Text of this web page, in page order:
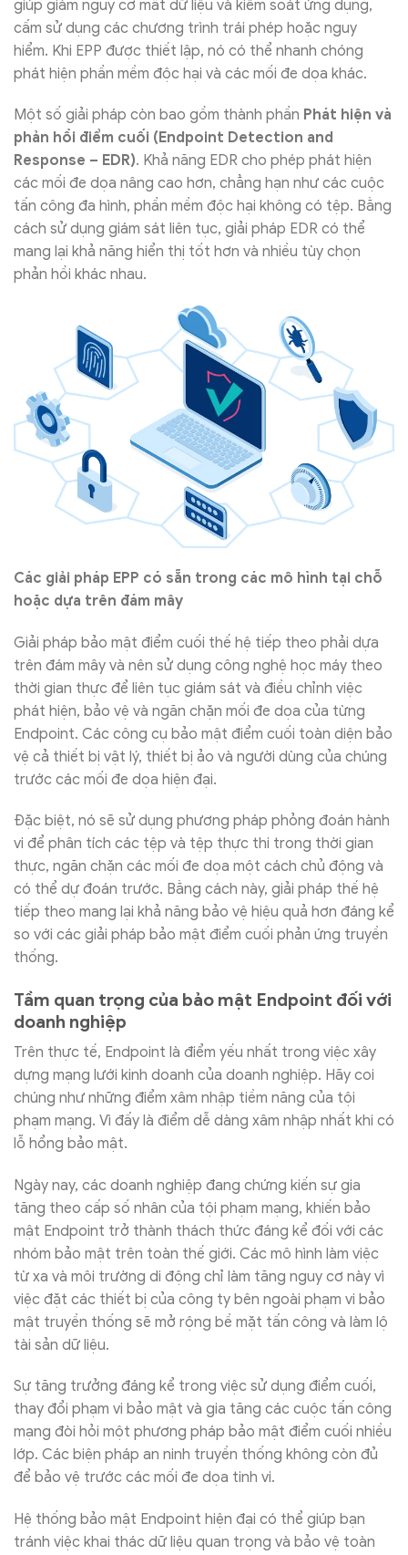
giúp giảm nguy cơ mất dữ liệu và kiểm soát ứng dụng,
cấm sử dụng các chương trình trái phép hoặc nguy
hiểm. Khi EPP được thiết lập, nó có thể nhanh chóng
phát hiện phần mềm độc hại và các mối đe dọa khác.
Một số giải pháp còn bao gồm thành phần Phát hiện và
phản hồi điểm cuối (Endpoint Detection and
Response – EDR). Khả năng EDR cho phép phát hiện
các mối đe dọa nâng cao hơn, chẳng hạn như các cuộc
tấn công đa hình, phần mềm độc hại không có tệp. Bằng
cách sử dụng giám sát liên tục, giải pháp EDR có thể
mang lại khả năng hiển thị tốt hơn và nhiều tùy chọn
phản hồi khác nhau.
Các giải pháp EPP có sẵn trong các mô hình tại chỗ
hoặc dựa trên đám mây
Giải pháp bảo mật điểm cuối thế hệ tiếp theo phải dựa
trên đám mây và nên sử dụng công nghệ học máy theo
thời gian thực để liên tục giám sát và điều chỉnh việc
phát hiện, bảo vệ và ngăn chặn mối đe dọa của từng
Endpoint. Các công cụ bảo mật điểm cuối toàn diện bảo
vệ cả thiết bị vật lý, thiết bị ảo và người dùng của chúng
trước các mối đe dọa hiện đại.
Đặc biệt, nó sẽ sử dụng phương pháp phỏng đoán hành
vi để phân tích các tệp và tệp thực thi trong thời gian
thực, ngăn chặn các mối đe dọa một cách chủ động và
có thể dự đoán trước. Bằng cách này, giải pháp thế hệ
tiếp theo mang lại khả năng bảo vệ hiệu quả hơn đáng kể
so với các giải pháp bảo mật điểm cuối phản ứng truyền
thống.
Tầm quan trọng của bảo mật Endpoint đối với
doanh nghiệp
Trên thực tế, Endpoint là điểm yếu nhất trong việc xây
dựng mạng lưới kinh doanh của doanh nghiệp. Hãy coi
chúng như những điểm xâm nhập tiềm năng của tội
phạm mạng. Vì đấy là điểm dễ dàng xâm nhập nhất khi có
lỗ hổng bảo mật.
Ngày nay, các doanh nghiệp đang chứng kiến sự gia
tăng theo cấp số nhân của tội phạm mạng, khiến bảo
mật Endpoint trở thành thách thức đáng kể đối với các
nhóm bảo mật trên toàn thế giới. Các mô hình làm việc
từ xa và môi trường di động chỉ làm tăng nguy cơ này vì
việc đặt các thiết bị của công ty bên ngoài phạm vi bảo
mật truyền thống sẽ mở rộng bề mặt tấn công và làm lộ
tài sản dữ liệu.
Sự tăng trưởng đáng kể trong việc sử dụng điểm cuối,
thay đổi phạm vi bảo mật và gia tăng các cuộc tấn công
mạng đòi hỏi một phương pháp bảo mật điểm cuối nhiều
lớp. Các biện pháp an ninh truyền thống không còn đủ
để bảo vệ trước các mối đe dọa tinh vi.
Hệ thống bảo mật Endpoint hiện đại có thể giúp bạn
tránh việc khai thác dữ liệu quan trọng và bảo vệ toàn